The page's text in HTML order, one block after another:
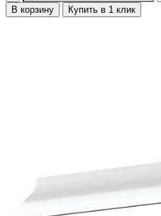
В корзину Купить в 1 клик